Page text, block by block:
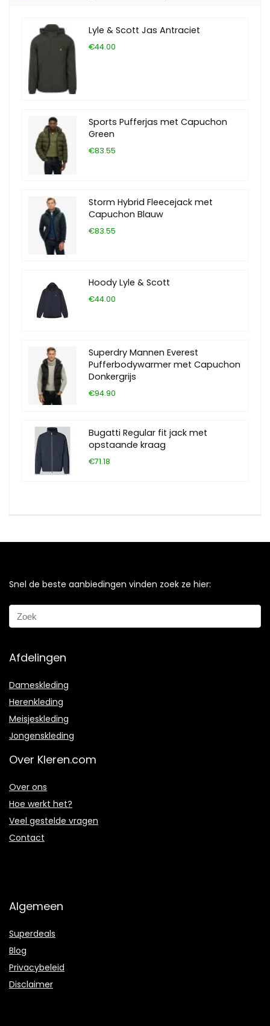
Lyle & Scott Jas Antraciet
€44.00
Sports Pufferjas met Capuchon
Green
€83.55
Storm Hybrid Fleecejack met
Capuchon Blauw
€83.55
Hoody Lyle & Scott
€44.00
Superdry Mannen Everest
Pufferbodywarmer met Capuchon
Donkergrijs
€94.90
Bugatti Regular fit jack met
opstaande kraag
€71.18
Snel de beste aanbiedingen vinden zoek ze hier:
Afdelingen
Dameskleding
Herenkleding
Meisjeskleding
Jongenskleding
Over Kleren.com
Over ons
Hoe werkt het?
Veel gestelde vragen
Contact
Algemeen
Superdeals
Blog
Privacybeleid
Disclaimer